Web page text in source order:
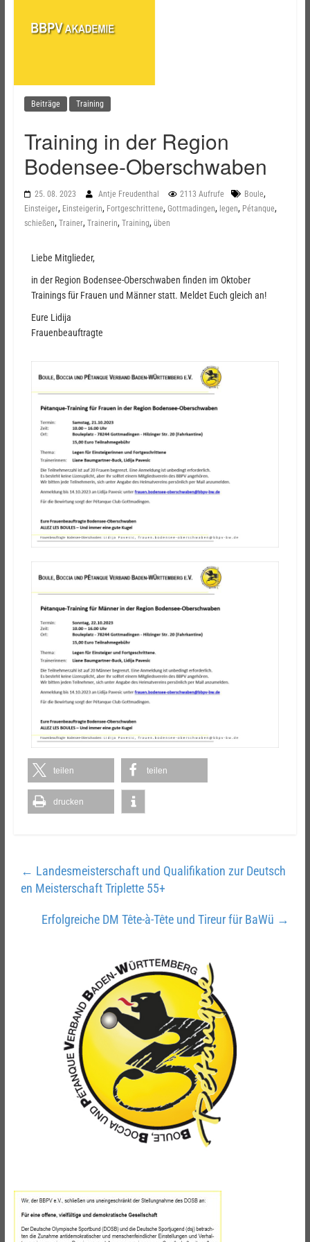
Beiträge Training
Training in der Region
Bodensee-Oberschwaben
25. 08. 2023 Antje Freudenthal 2113 Aufrufe Boule,
Einsteiger, Einsteigerin, Fortgeschrittene, Gottmadingen, legen, Pétanque,
schießen, Trainer, Trainerin, Training, üben
Liebe Mitglieder,
in der Region Bodensee-Oberschwaben finden im Oktober
Trainings für Frauen und Männer statt. Meldet Euch gleich an!
Eure Lidija
Frauenbeauftragte
teilen teilen
drucken
← Landesmeisterschaft und Qualifikation zur Deutsch
en Meisterschaft Triplette 55+
Erfolgreiche DM Tête-à-Tête und Tireur für BaWü →